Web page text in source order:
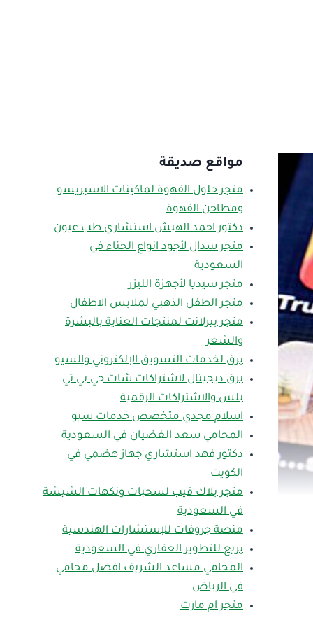
مواقع صديقة
متجر حلول القهوة لماكينات الاسبريسو
ومطاحن القهوة
دكتور احمد الهبش استشاري طب عيون
متجر سدال لأجود انواع الحناء في
السعودية
متجر سيديا لأجهزة الليزر
متجر الطفل الذهبي لملابس الاطفال
متجر بيرلانت لمنتجات العناية بالبشرة
والشعر
برق لخدمات التسويق الإلكتروني والسيو
برق ديجيتال لاشتراكات شات جي بي تي
بلس والاشتراكات الرقمية
اسلام مجدي متخصص خدمات سيو
المحامي سعد الغضيان في السعودية
دكتور فهد استشاري جهاز هضمي في
الكويت
متجر بلاك فيب لسحبات ونكهات الشيشة
في السعودية
منصة جروفات للإستشارات الهندسية
بريع للتطوير العقاري في السعودية
المحامي مساعد الشريف افضل محامي
في الرياض
متجر ام مارت